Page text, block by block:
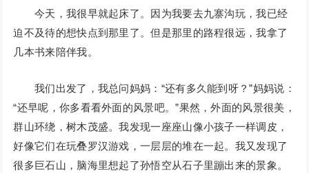
今天，我很早就起床了。因为我要去九寨沟玩，我已经
迫不及待的想快点到那里了。但是那里的路程很远，我拿了
几本书来陪伴我。
我们出发了，我总问妈妈：“还有多久能到呀？”妈妈说：
“还早呢，你多看看外面的风景吧。”果然，外面的风景很美，
群山环绕，树木茂盛。我发现一座座山像小孩子一样调皮，
好像它们在玩叠罗汉游戏，一层层的堆在一起。我又发现了
很多巨石山，脑海里想起了孙悟空从石子里蹦出来的景象。